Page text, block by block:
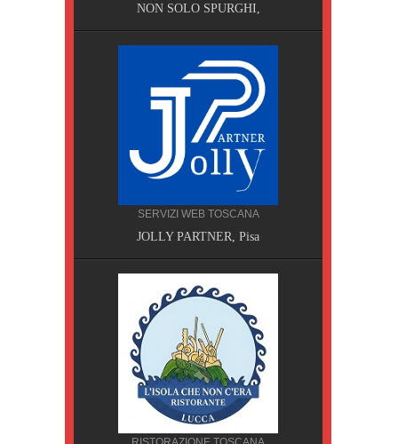
NON SOLO SPURGHI,
SERVIZI WEB TOSCANA
JOLLY PARTNER, Pisa